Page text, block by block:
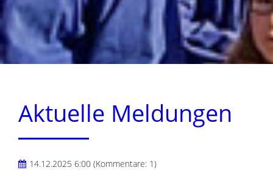
Aktuelle Meldungen
14.12.2025 6:00 (Kommentare: 1)